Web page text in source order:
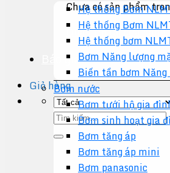
Chưa có sản phẩm
Quay trở lại cửa hàng
Báo giá +
Giỏ hàng
Tìm
kiếm:
Hệ thống Bơm
Hệ thống Bơm
Hệ thống bơm
Bơm Năng lượng
Biến tần bơm
Bơm nước
Bơm tưới hộ gia
Bơm sinh hoạt gia
Bơm tăng áp
Bơm tăng áp mini
Bơm panasonic